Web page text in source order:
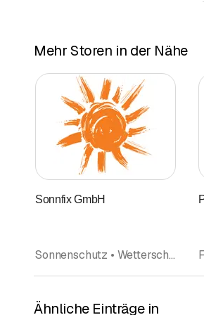
Mehr Storen in der Nähe
Sonnfix GmbH
Sonnenschutz • Wetterschutz • Wintergarten Wintergartenverglasungen • Vordächer • Pergola • Sonnensegel • Storen • Storen und Rollladen
Ähnliche Einträge in